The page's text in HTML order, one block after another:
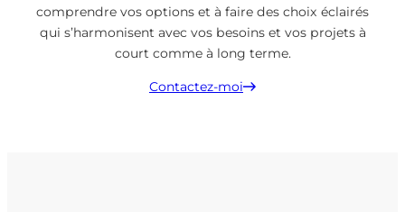
comprendre vos options et à faire des choix éclairés
qui s’harmonisent avec vos besoins et vos projets à
court comme à long terme.
Contactez-moi